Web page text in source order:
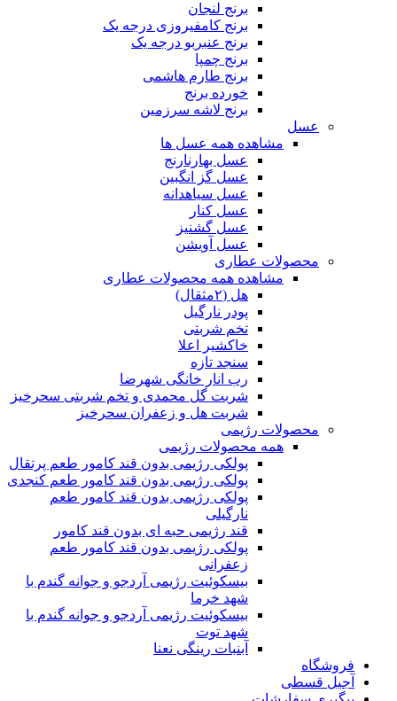
برنج لنجان
برنج کامفیروزی درجه یک
برنج عنبربو درجه یک
برنج چمپا
برنج طارم هاشمی
خورده برنج
برنج لاشه سرزمین
عسل
مشاهده همه عسل ها
عسل بهارنارنج
عسل گز انگبین
عسل سیاهدانه
عسل کنار
عسل گشنیز
عسل آویشن
محصولات عطاری
مشاهده همه محصولات عطاری
هل (۲مثقال)
پودر نارگیل
تخم شربتی
خاکشیر اعلا
سنجد تازه
رب انار خانگی شهرضا
شربت گل محمدی و تخم شربتی سحرخیز
شربت هل و زعفران سحرخیز
محصولات رژیمی
همه محصولات رژیمی
پولکی رژیمی بدون قند کامور طعم پرتقال
پولکی رژیمی بدون قند کامور طعم کنجدی
پولکی رژیمی بدون قند کامور طعم
نارگیلی
قند رژیمی حبه ای بدون قند کامور
پولکی رژیمی بدون قند کامور طعم
زعفرانی
بيسکوئيت رژیمی آردجو و جوانه گندم با
شهد خرما
بيسکوئيت رژیمی آردجو و جوانه گندم با
شهد توت
آبنبات رینگی نعنا
فروشگاه
آجیل قسطی